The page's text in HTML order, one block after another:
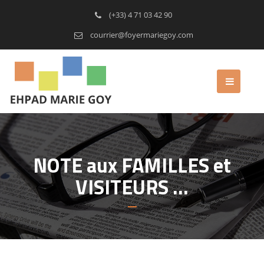
(+33) 4 71 03 42 90
courrier@foyermariegoy.com
NOTE aux FAMILLES et
VISITEURS …